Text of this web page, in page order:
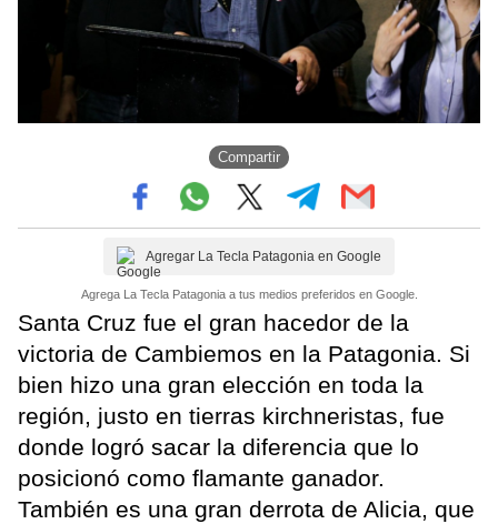
Compartir
Agregar La Tecla Patagonia en Google
Agrega La Tecla Patagonia a tus medios preferidos en Google.
Santa Cruz fue el gran hacedor de la
victoria de Cambiemos en la Patagonia. Si
bien hizo una gran elección en toda la
región, justo en tierras kirchneristas, fue
donde logró sacar la diferencia que lo
posicionó como flamante ganador.
También es una gran derrota de Alicia, que